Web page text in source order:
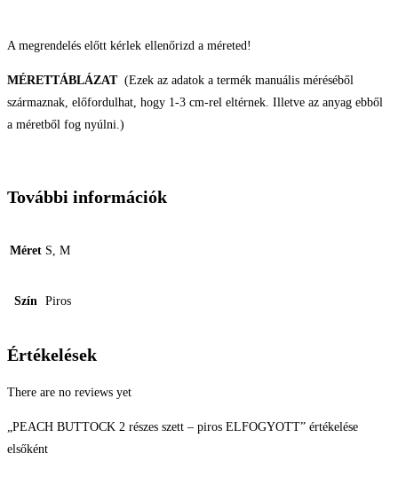
A megrendelés előtt kérlek ellenőrizd a méreted!
MÉRETTÁBLÁZAT (Ezek az adatok a termék manuális méréséből
származnak, előfordulhat, hogy 1-3 cm-rel eltérnek. Illetve az anyag ebből
a méretből fog nyúlni.)
További információk
Méret S, M
Szín Piros
Értékelések
There are no reviews yet
„PEACH BUTTOCK 2 részes szett – piros ELFOGYOTT” értékelése
elsőként